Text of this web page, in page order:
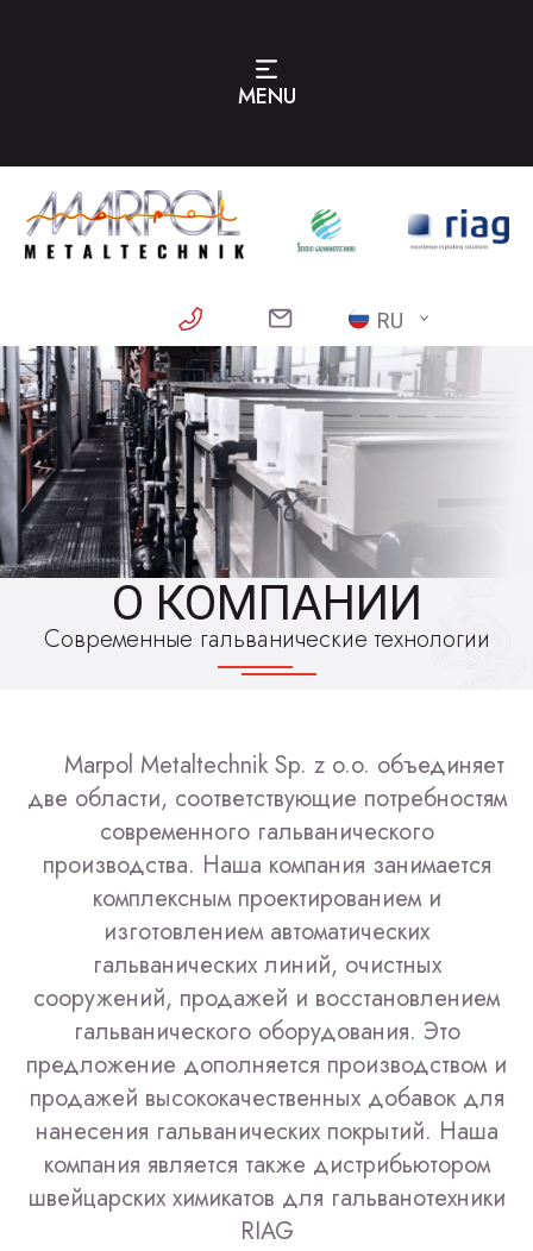
MENU
RU
О КОМПАНИИ
Современные гальванические технологии
Marpol Metaltechnik Sp. z o.o. объединяет
две области, соответствующие потребностям
современного гальванического
производства. Наша компания занимается
комплексным проектированием и
изготовлением автоматических
гальванических линий, очистных
сооружений, продажей и восстановлением
гальванического оборудования. Это
предложение дополняется производством и
продажей высококачественных добавок для
нанесения гальванических покрытий. Наша
компания является также дистрибьютором
швейцарских химикатов для гальванотехники
RIAG